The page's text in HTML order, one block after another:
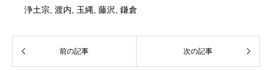
浄土宗 渡内 玉縄 藤沢 鎌倉